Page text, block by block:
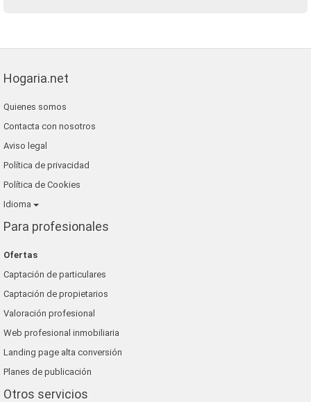
Hogaria.net
Quienes somos
Contacta con nosotros
Aviso legal
Política de privacidad
Política de Cookies
Idioma
Para profesionales
Ofertas
Captación de particulares
Captación de propietarios
Valoración profesional
Web profesional inmobiliaria
Landing page alta conversión
Planes de publicación
Otros servicios